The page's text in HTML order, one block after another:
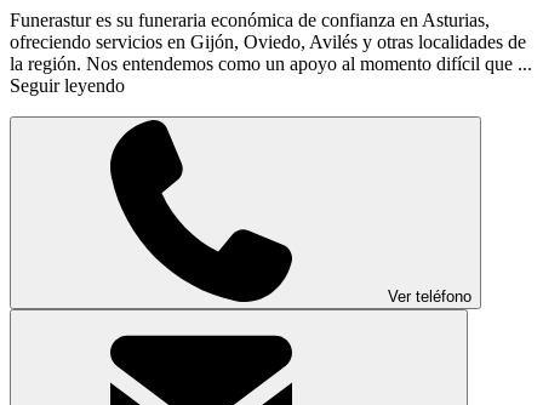
Funerastur es su funeraria económica de confianza en Asturias,
ofreciendo servicios en Gijón, Oviedo, Avilés y otras localidades de
la región. Nos entendemos como un apoyo al momento difícil que ...
Seguir leyendo
Ver teléfono